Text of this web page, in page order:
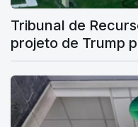
Tribunal de
projeto de Trump